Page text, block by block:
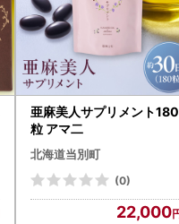
亜麻美人サプリメント180
粒 アマ二
北海道当別町
(0)
22,000